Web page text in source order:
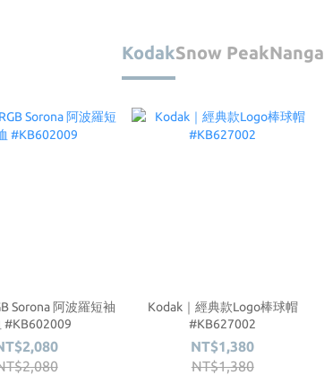
KodakSnow PeakNanga
Sorona 阿波羅短袖
#KB602009
Kodak｜經典款Logo棒球帽
#KB627002
NT$1,380
NT$1,380